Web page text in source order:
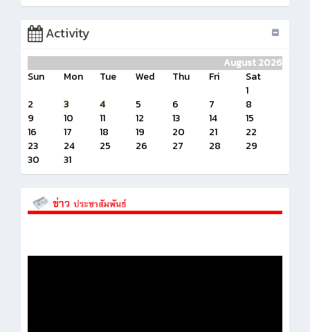
Activity
August 2026
Sun
Mon Tue Wed Thu Fri
Sat
1
2
3 4 5 6 7
8
9
10 11 12 13 14
15
16
17 18 19 20 21
22
23
24 25 26 27 28
29
30
31